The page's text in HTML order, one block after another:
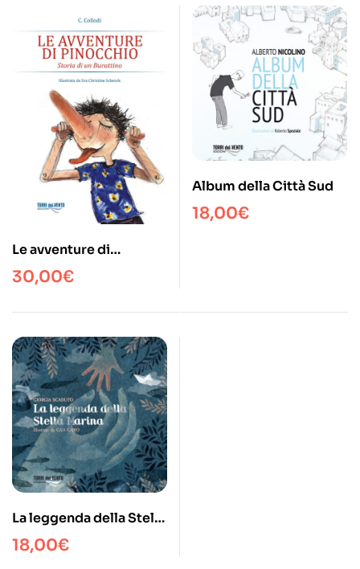
Le avventure di
Pinocchio. Storia di un
burattino
30,00€
Album della Città Sud
18,00€
La leggenda della Stella
Marina
18,00€